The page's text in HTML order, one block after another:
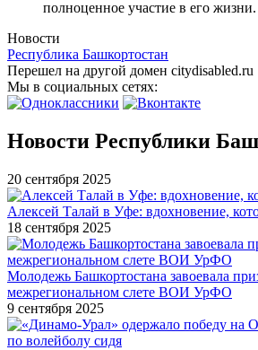
полноценное участие в его жизни.
Новости
Республика Башкортостан
Перешел на другой домен citydisabled.ru
Мы в социальных сетях:
Новости Республики
20 сентября 2025
Алексей Талай в Уфе: вдохновение,
18 сентября 2025
Молодежь Башкортостана завоевала
межрегиональном слете ВОИ УрФО
9 сентября 2025